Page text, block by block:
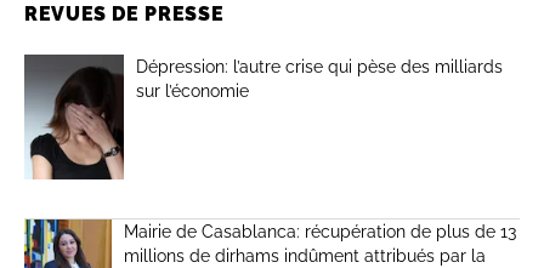
REVUES DE PRESSE
Dépression: l’autre crise qui pèse des milliards
sur l’économie
Mairie de Casablanca: récupération de plus de 13
millions de dirhams indûment attribués par la